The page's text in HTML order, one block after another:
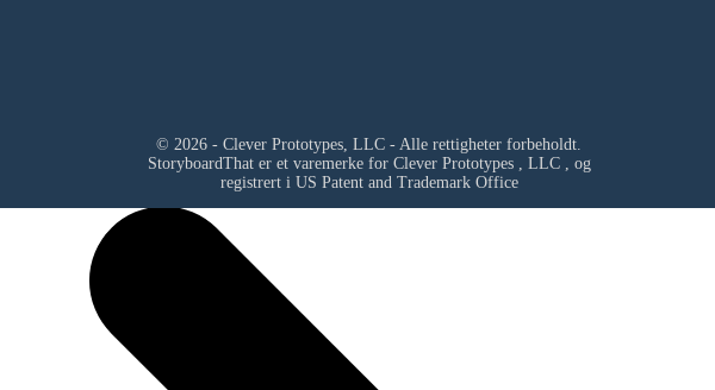
© 2026 - Clever Prototypes, LLC - Alle rettigheter forbeholdt.
StoryboardThat er et varemerke for Clever Prototypes , LLC, og
registrert i US Patent and Trademark Office